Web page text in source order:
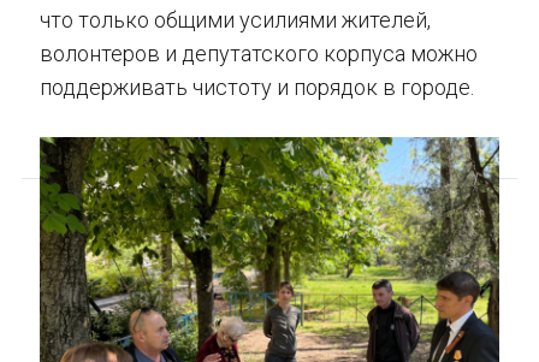
что только общими усилиями жителей,
волонтеров и депутатского корпуса можно
поддерживать чистоту и порядок в городе.